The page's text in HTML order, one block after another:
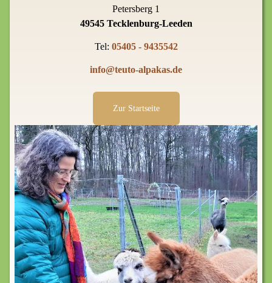
Petersberg 1
49545 Tecklenburg-Leeden
Tel: 05405 - 9435542
info@teuto-alpakas.de
Zur Startseite